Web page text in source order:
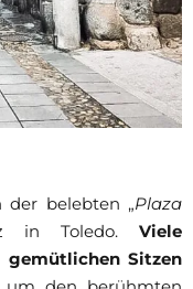
der belebten „Plaza
in Toledo. Viele
gemütlichen Sitzen